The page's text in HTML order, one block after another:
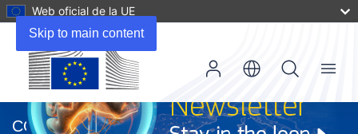
Skip to main content
Web oficial de la UE
abrirá
CORDIS
Menu